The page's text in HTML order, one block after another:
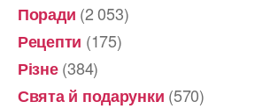
Поради (2 053)
Рецепти (175)
Різне(384)
Свята й подарунки (570)